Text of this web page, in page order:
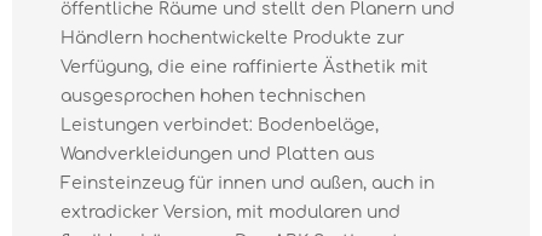
öffentliche Räume und stellt den Planern und
Händlern hochentwickelte Produkte zur
Verfügung, die eine raffinierte Ästhetik mit
ausgesprochen hohen technischen
Leistungen verbindet: Bodenbeläge,
Wandverkleidungen und Platten aus
Feinsteinzeug für innen und außen, auch in
extradicker Version, mit modularen und